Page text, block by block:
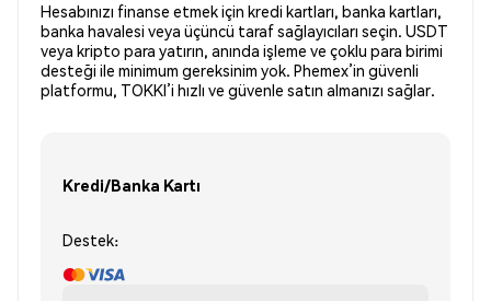
Hesabınızı finanse etmek için kredi kartları, banka kartları,
banka havalesi veya üçüncü taraf sağlayıcıları seçin. USDT
veya kripto para yatırın, anında işleme ve çoklu para birimi
desteği ile minimum gereksinim yok. Phemex’in güvenli
platformu, TOKKI’i hızlı ve güvenle satın almanızı sağlar.
Kredi/Banka Kartı
Destek: